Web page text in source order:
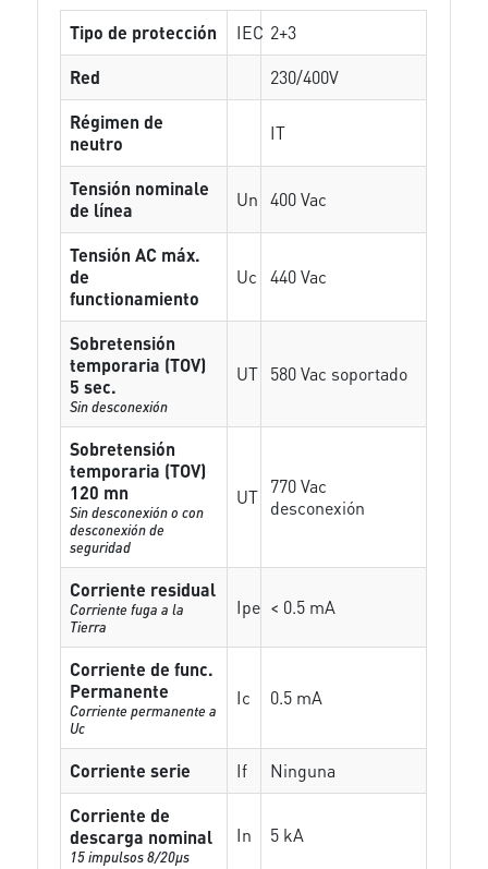
Tipo de protección IEC 2+3
Red
230/400V
Régimen de
neutro
IT
Tensión nominale
de línea
Un 400 Vac
Tensión AC máx.
de
functionamiento
Uc 440 Vac
Sobretensión
temporaria (TOV)
5 sec.
Sin desconexión
UT 580 Vac soportado
Sobretensión
temporaria (TOV)
120 mn
Sin desconexión o con
desconexión de
seguridad
UT 770 Vac
desconexión
Corriente residual
Corriente fuga a la
Tierra
Ipe < 0.5 mA
Corriente de func.
Permanente
Corriente permanente a
Uc
Ic 0.5 mA
Corriente serie If
Ninguna
Corriente de
descarga nominal
15 impulsos 8/20µs
In 5 kA